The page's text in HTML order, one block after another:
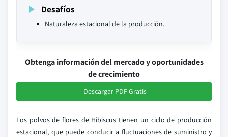
Desafíos
Naturaleza estacional de la producción.
Obtenga información del mercado y oportunidades
de crecimiento
Descargar PDF Gratis
Los polvos de flores de Hibiscus tienen un ciclo de producción
estacional, que puede conducir a fluctuaciones de suministro y